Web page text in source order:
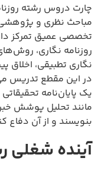
چارت دروس رشته
مباحث نظری و
تخصصی عمیق تمرکز
روزنامه نگاری،
نگاری تطبیقی، اخلاق
در این مقطع تدریس
یک پایان‌نامه
مانند تحلیل پوشش
بنویسند و از آن دفاع
آینده شغلی